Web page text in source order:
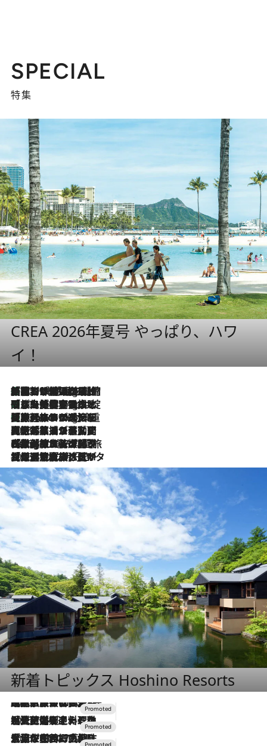
SPECIAL
特集
CREA 2026年夏号 やっぱり、ハワ
イ！
10 Hours Ago
「荷物が増えるほど旅ストレスは増す」美容ジャーナリストがたどり着いた最終結論。“化粧品を劇的に減らす”感動の凝縮美容とは
10 Hours Ago
「旅先には金髪ウィッグを持参」日本と同じメイクでは損してる!? 美容ジャーナリストが提案する“掟破りの旅美容”とは
10 Hours Ago
【厳選旅コスメ】「身軽さ＆UV対策重視！」ヘアアーティストshucoが選んだ夏旅ベストコスメを発表【Mサイズジップ】
2026.8.5
【厳選旅コスメ】国内をあちこち移動する河井菜摘が選んだ夏旅ベストコスメ発表！「リラックスアイテムはマスト」【Mサイズジップ】
2026.8.4
【厳選旅コスメ】「紫外線＆乾燥対策しながらメイク感も！」ヘア＆メイクGeorgeが選んだ夏旅ベストコスメを発表！【Mサイズジップ】
2026.8.3
【厳選旅コスメ】「保湿もタイパ重視！」“サウナ好き”タレント清水みさとが愛用する夏旅ベストコスメを発表！【Mサイズジップ】
新着トピックス Hoshino Resorts
2026.7.31
【ホテル帰省】という選択肢をOMOが提案。家族とほどよい距離を保つには「昼は実家、夜は気兼ねなくホテルで！」
2026.7.24
【夏限定ディナーコース】旬を迎える稚鮎や花ズッキーニなどをイタリア・トスカーナの郷土料理の手法で満喫！
2026.7.17
「土佐和ハーブかき氷」がOMO7高知に登場！生姜、山椒、大葉など目にも舌にも涼を呼ぶ郷土の味